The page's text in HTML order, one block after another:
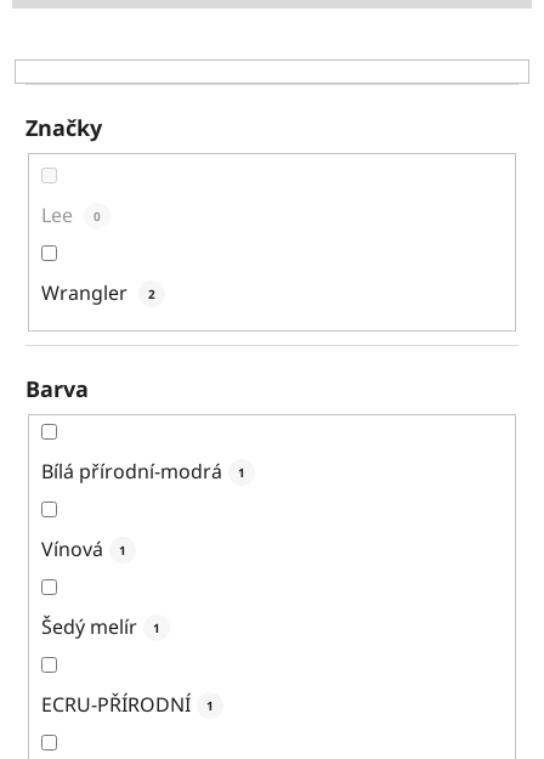
k
t
ůZnačky
Lee 0
Wrangler 2
Barva
Bílá přírodní-modrá 1
Vínová 1
Šedý melír 1
ECRU-PŘÍRODNÍ 1